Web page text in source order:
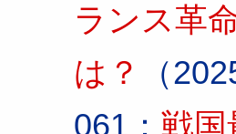
ランス革
は？
（
061： 戦国